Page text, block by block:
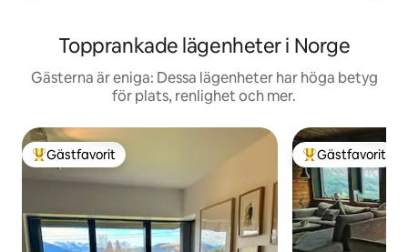
Topprankade lägenheter i Norge
Gästerna är eniga: Dessa lägenheter har höga betyg
för plats, renlighet och mer.
Populär gästfavorit
Gästfavorit Populär
Gästfavorit